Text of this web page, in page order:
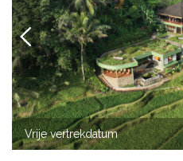
VORIGE
Vrije vertrekdatum